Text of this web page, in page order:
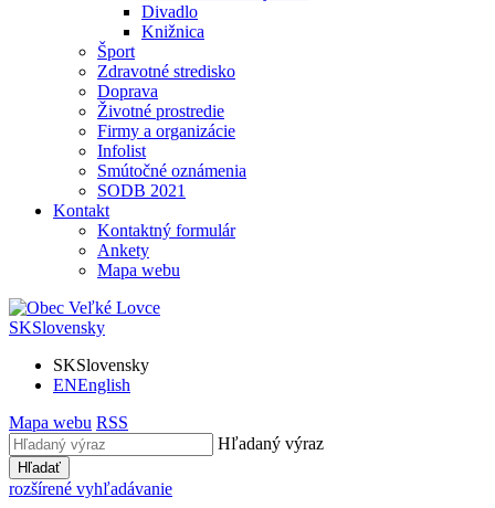
Divadlo
Knižnica
Šport
Zdravotné stredisko
Doprava
Životné prostredie
Firmy a organizácie
Infolist
Smútočné oznámenia
SODB 2021
Kontakt
Kontaktný formulár
Ankety
Mapa webu
SKSlovensky
SKSlovensky
ENEnglish
Mapa webu RSS
Hľadaný výraz
Hľadať
rozšírené vyhľadávanie